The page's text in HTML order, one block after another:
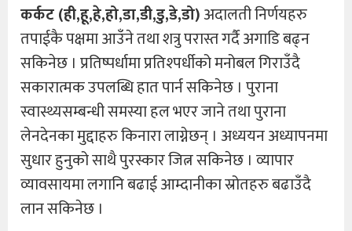
कर्कट (ही,हू,हे,हो,डा,डी,डु,डे,डो)अदालती निर्णयहरु
तपाईकै पक्षमा आउँने तथा शत्रु परास्त गर्दै अगाडि बढ्न
सकिनेछ । प्रतिष्पर्धामा प्रतिश्पर्धीको मनोबल गिराउँदै
सकारात्मक उपलब्धि हात पार्न सकिनेछ । पुराना
स्वास्थ्यसम्बन्धी समस्या हल भएर जाने तथा पुराना
लेनदेनका मुद्दाहरु किनारा लाग्नेछन् । अध्ययन अध्यापनमा
सुधार हुनुको साथै पुरस्कार जित्न सकिनेछ । व्यापार
व्यावसायमा लगानि बढाई आम्दानीका स्रोतहरु बढाउँदै
लान सकिनेछ ।